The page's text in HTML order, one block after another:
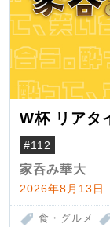
W杯 リアタ
#112
家呑み華大
2026年8月13日
食・グルメ